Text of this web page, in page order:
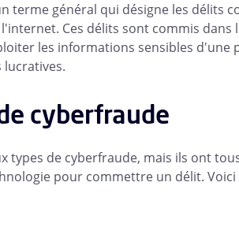
terme général qui désigne les délits
Ces délits sont commis
les informations sensibles d'une
lucratives.
cyberfraude
types de cyberfraude, mais ils ont
pour commettre un délit. Voici